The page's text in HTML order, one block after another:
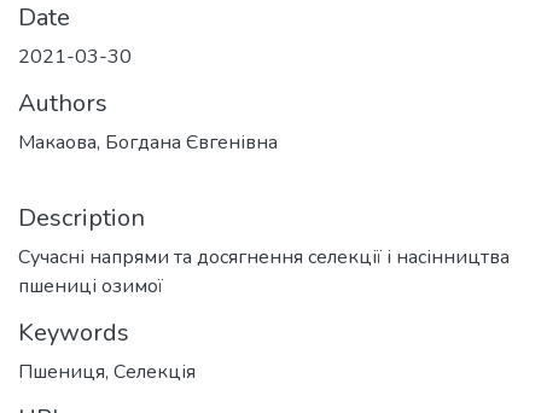
Date
2021-03-30
Authors
Макаова, Богдана Євгенівна
Description
Сучасні напрями та досягнення селекції і насінництва
пшениці озимої
Keywords
Пшениця, Селекція